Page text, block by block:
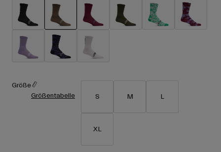
Handschuhe
Ersatzteile
Alle anzeigen
Verwendungszweck
All Mountain
Backcountry
Ski Race
Alle anzeigen
ausgewählt
Größe
Größentabelle
S M L
XL